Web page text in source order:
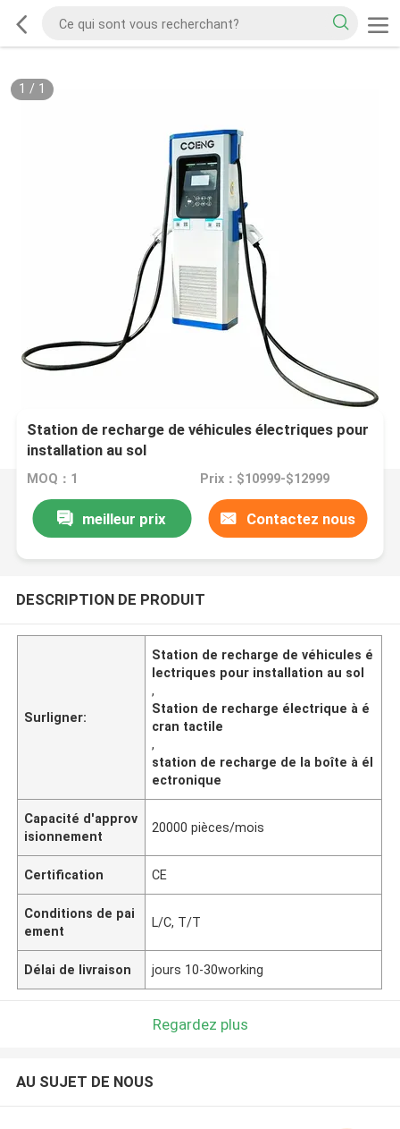
1 / 1
Station de recharge de véhicules électriques pour
installation au sol
MOQ：1 Prix：$10999-$12999
meilleur prix Contactez nous
DESCRIPTION DE PRODUIT
Surligner:
Station de recharge de véhicules é
lectriques pour installation au sol
,
Station de recharge électrique à é
cran tactile
,
station de recharge de la boîte à él
ectronique
Capacité d'approv
isionnement
20000 pièces/mois
Certification CE
Conditions de pai
ement
L/C, T/T
Délai de livraison jours 10-30working
Regardez plus
AU SUJET DE NOUS